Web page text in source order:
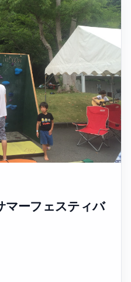
マーフェスティバ